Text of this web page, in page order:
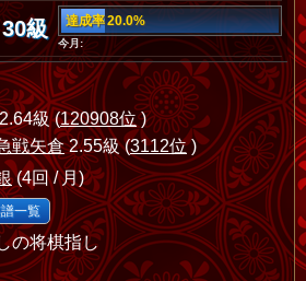
30級 達成率 20.0%
今月:
級 (120908位)
戦矢倉2.55級 (3112位)
(4回 / 月)
一覧
の将棋指し